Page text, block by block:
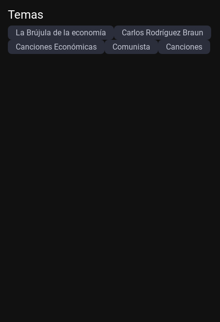
Temas
La Brújula de la economía
Carlos Rodríguez Braun
Canciones Económicas
Comunista Canciones